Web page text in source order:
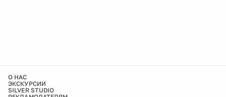
О НАС
ЭКСКУРСИИ
SILVER STUDIO